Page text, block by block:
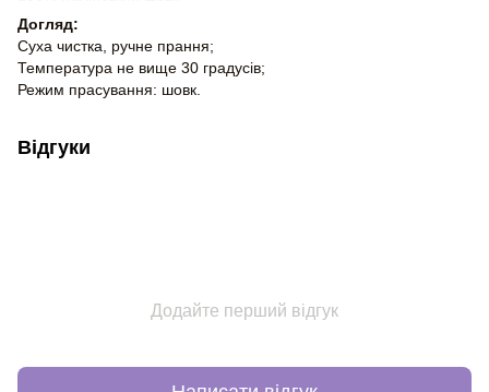
Догляд:
Суха чистка, ручне прання;
Температура не вище 30 градусів;
Режим прасування: шовк.
Відгуки
Додайте перший відгук